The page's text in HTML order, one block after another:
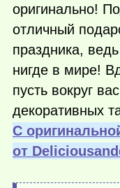
оригинально!
отличный
праздника,
нигде в мире!
пусть вокруг
декоративных
С
от